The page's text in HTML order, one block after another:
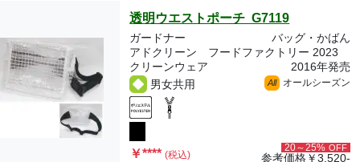
透明ウエストポーチ G7119
ガードナー
バッグ・かばん
アドクリーン フードファクトリー 2023
クリーンウェア
2016年発売
男女共用
All オールシーズン
￥**** (税込)
20～25% OFF
参考価格￥3,520-